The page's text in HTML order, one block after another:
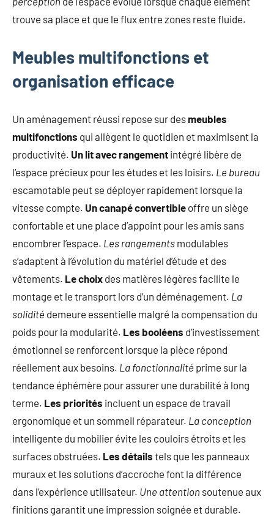
trouve sa place et que le flux entre zones reste fluide.
Meubles multifonctions et
organisation efficace
Un aménagement réussi repose sur desmeubles
multifonctions qui allègent le quotidien et maximisent la
productivité. Un lit avec rangement intégré libère de
l’espace précieux pour les études et les loisirs. Le bureau
escamotable peut se déployer rapidement lorsque la
vitesse compte. Un canapé convertible offre un siège
confortable et une place d’appoint pour les amis sans
encombrer l’espace. Les rangements modulables
s’adaptent à l’évolution du matériel d’étude et des
vêtements. Le choix des matières légères facilite le
montage et le transport lors d’un déménagement. La
solidité demeure essentielle malgré la compensation du
poids pour la modularité. Les booléens d’investissement
émotionnel se renforcent lorsque la pièce répond
réellement aux besoins. La fonctionnalité prime sur la
tendance éphémère pour assurer une durabilité à long
terme. Les priorités incluent un espace de travail
ergonomique et un sommeil réparateur. La conception
intelligente du mobilier évite les couloirs étroits et les
surfaces obstruées. Les détails tels que les panneaux
muraux et les solutions d’accroche font la différence
dans l’expérience utilisateur. Une attention soutenue aux
finitions garantit une impression soignée et durable.